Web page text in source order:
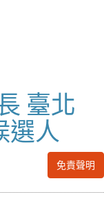
臺北
選人
免責聲明